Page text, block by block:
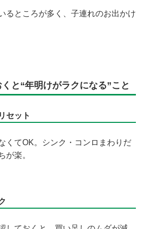
るところが多く、子連れのお出かけ
と“年明けがラクになる”こと
セット
くてOK。シンク・コンロまわりだ
が楽。